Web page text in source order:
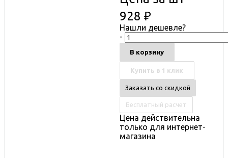
928 ₽
Нашли дешевле?
-
В корзину
Купить в 1 клик
Заказать со скидкой
Бесплатный расчет
Цена действительна
только для интернет-
магазина